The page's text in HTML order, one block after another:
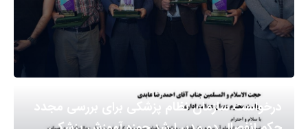
درخواست سازمان نظام پزشکی برای بررسی مجدد